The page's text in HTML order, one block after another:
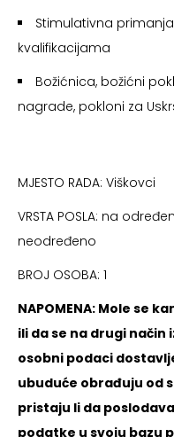
Stimulativna
kvalifikacijama
Božićnica, božićni
nagrade, pokloni za
MJESTO RADA: Viškovci
VRSTA POSLA: na
neodređeno
BROJ OSOBA: 1
NAPOMENA: Mole se
ili da se na drugi način
osobni podaci
ubuduće obrađuju od
pristaju li da
podatke u svoju bazu